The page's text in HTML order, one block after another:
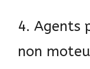
4. Agents
non